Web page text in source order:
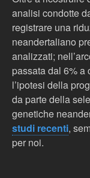
analisi condotte
registrare una
neandertaliano
analizzati;
passata dal 6% a
l’ipotesi della
da parte della
genetiche
studi recenti,
per noi.